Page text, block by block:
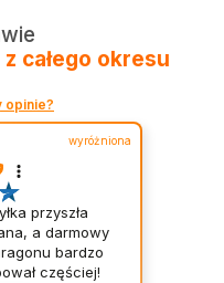
z całego okresu
opinie?
wyróżniona
przyszła
a darmowy
bardzo
częściej!